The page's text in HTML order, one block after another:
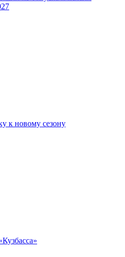
к новому сезону